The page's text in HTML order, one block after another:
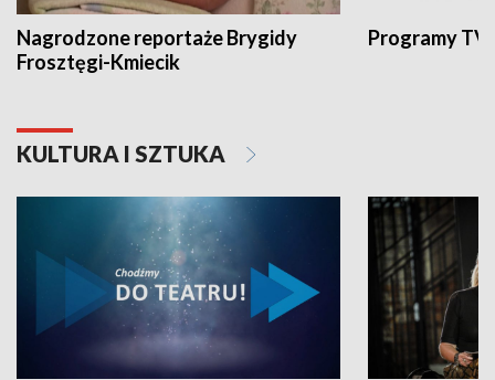
Nagrodzone reportaże Brygidy
Frosztęgi-Kmiecik
Programy
KULTURA I SZTUKA